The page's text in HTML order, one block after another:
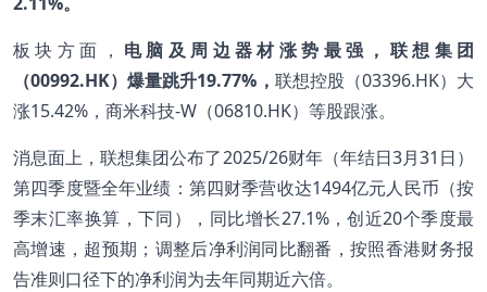
板块方面， 电脑及周边器材涨势最强，联想集团
（00992.HK）爆量跳升19.77%， 联想控股（03396.HK）大
涨15.42%，商米科技-W（06810.HK）等股跟涨。
消息面上，联想集团公布了2025/26财年（年结日3月31日）
第四季度暨全年业绩：第四财季营收达1494亿元人民币（按
季末汇率换算，下同），同比增长27.1%，创近20个季度最
高增速，超预期；调整后净利润同比翻番，按照香港财务报
告准则口径下的净利润为去年同期近六倍。